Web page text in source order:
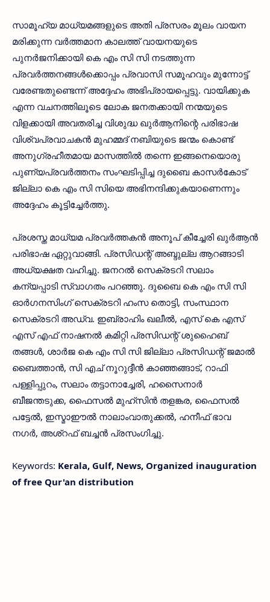
സാമൂഹ്യ മാധ്യമങ്ങളുടെ അതി പ്രസരം മൂലം വായന
മരിക്കുന്ന വർത്തമാന കാലത്ത് വായനയുടെ
പുനർജനിക്കായി കെ എം സി സി നടത്തുന്ന
പ്രവർത്തനങ്ങൾക്കൊപ്പം പ്രവാസി സമൂഹവും മുന്നോട്ട്
വരേണ്ടതുണ്ടെന്ന് അദ്ദേഹം അഭിപ്രായപ്പെട്ടു. വായിക്കുക
എന്ന വചനത്തിലൂടെ ലോക ജനതക്കായി നന്മയുടെ
വിളക്കായി അവതരിച്ച വിശുദ്ധ ഖുർആനിന്റെ പരിഭാഷ
വിശ്വപ്രവാചകൻ മുഹമ്മദ് നബിയുടെ ജന്മം കൊണ്ട്
അനുഗ്രഹീതമായ മാസത്തിൽ തന്നെ ഇങ്ങനെയൊരു
പുണ്യപ്രവർത്തനം സംഘടിപ്പിച്ച ദുബൈ കാസർകോട്
ജില്ലാ കെ എം സി സിയെ അഭിനന്ദിക്കുകയാണെന്നും
അദ്ദേഹം കൂട്ടിച്ചേർത്തു.
പ്രശസ്ത മാധ്യമ പ്രവർത്തകൻ അനൂപ് കീച്ചേരി ഖുർആൻ
പരിഭാഷ ഏറ്റുവാങ്ങി. പ്രസിഡന്റ് അബ്ദുല്ല ആറങ്ങാടി
അധ്യക്ഷത വഹിച്ചു. ജനറൽ സെക്രടറി സലാം
കന്യപ്പാടി സ്വാഗതം പറഞ്ഞു. ദുബൈ കെ എം സി സി
ഓർഗനസിംഗ് സെക്രടറി ഹംസ തൊട്ടി, സംസ്ഥാന
സെക്രടറി അഡ്വ. ഇബ്രാഹിം ഖലീൽ, എസ് കെ എസ്
എസ് എഫ് നാഷനൽ കമിറ്റി പ്രസിഡന്റ് ശുഹൈബ്
തങ്ങൾ, ശാർജ കെ എം സി സി ജില്ലാ പ്രസിഡന്റ് ജമാൽ
ബൈത്താൻ, സി എച് നൂറുദ്ദീൻ കാഞ്ഞങ്ങാട്, റാഫി
പള്ളിപ്പുറം, സലാം തട്ടാനാച്ചേരി, ഹസൈനാർ
ബീജന്തടുക്ക, ഫൈസൽ മുഹ്‌സിൻ തളങ്കര, ഫൈസൽ
പട്ടേൽ, ഇസ്മാഈൽ നാലാംവാതുക്കൽ, ഹനീഫ് ഭാവ
നഗർ, അശ്റഫ് ബച്ചൻ പ്രസംഗിച്ചു.
Keywords: Kerala, Gulf, News, Organized inauguration
of free Qur'an distribution